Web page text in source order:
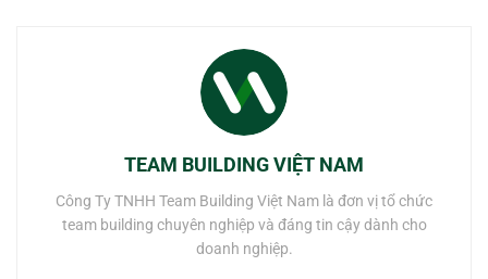
TEAM BUILDING VIỆT NAM
Công Ty TNHH Team Building Việt Nam là đơn vị tổ chức
team building chuyên nghiệp và đáng tin cậy dành cho
doanh nghiệp.